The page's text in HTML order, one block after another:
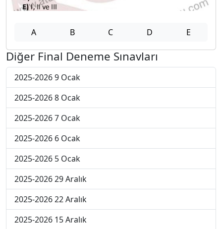
A B C D E
Diğer Final Deneme Sınavları
2025-2026 9 Ocak
2025-2026 8 Ocak
2025-2026 7 Ocak
2025-2026 6 Ocak
2025-2026 5 Ocak
2025-2026 29 Aralık
2025-2026 22 Aralık
2025-2026 15 Aralık